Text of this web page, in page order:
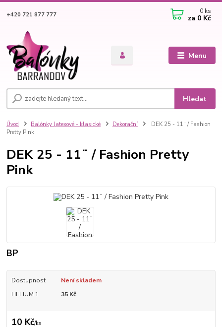
Menu
Hledat
+420 721 877 777 0 ks
za 0 Kč
Úvod Balónky latexové - klasické Dekorační
DEK 25 - 11¨ / Fashion
Pretty Pink
DEK 25 - 11¨ / Fashion Pretty
Pink
BP
Dostupnost
Není skladem
HELIUM 1
35 Kč
10 Kč/ks